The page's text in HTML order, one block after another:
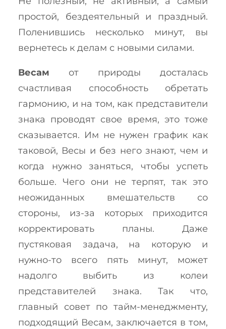
простой, бездеятельный и праздный.
Поленившись несколько минут, вы
вернетесь к делам с новыми силами.
Весам от природы досталась
счастливая способность обретать
гармонию, и на том, как представители
знака проводят свое время, это тоже
сказывается. Им не нужен график как
таковой, Весы и без него знают, чем и
когда нужно заняться, чтобы успеть
больше. Чего они не терпят, так это
неожиданных вмешательств со
стороны, из-за которых приходится
корректировать планы. Даже
пустяковая задача, на которую и
нужно-то всего пять минут, может
надолго выбить из колеи
представителей знака. Так что,
главный совет по тайм-менеджменту,
подходящий Весам, заключается в том,